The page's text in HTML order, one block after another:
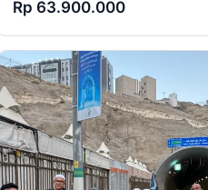
Rp 63.900.000